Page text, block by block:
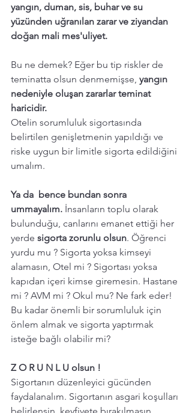
yangın, duman, sis, buhar ve su
yüzünden uğranılan zarar ve ziyandan
doğan mali mes'uliyet.
Bu ne demek? Eğer bu tip riskler de
teminatta olsun denmemişse, yangın
nedeniyle oluşan zararlar teminat
haricidir.
Otelin sorumluluk sigortasında
belirtilen genişletmenin yapıldığı ve
riske uygun bir limitle sigorta edildiğini
umalım.
Ya da  bence bundan sonra
ummayalım. İnsanların toplu olarak
bulunduğu, canlarını emanet ettiği her
yerde sigorta zorunlu olsun. Öğrenci
yurdu mu ? Sigorta yoksa kimseyi
alamasın, Otel mi ? Sigortası yoksa
kapıdan içeri kimse giremesin. Hastane
mi ? AVM mi ? Okul mu? Ne fark eder!
Bu kadar önemli bir sorumluluk için
önlem almak ve sigorta yaptırmak
isteğe bağlı olabilir mi?
Z O R U N L U olsun !
Sigortanın düzenleyici gücünden
faydalanalım. Sigortanın asgari koşulları
belirlensin, keyfiyete bırakılmasın.